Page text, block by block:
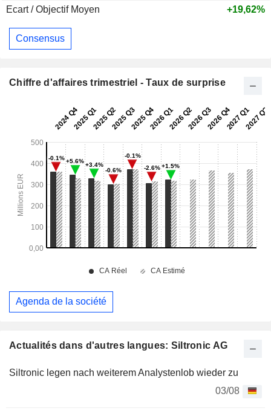
Actualités dans d'autres langues: Siltronic AG
Siltronic legen nach weiterem Analystenlob wieder zu
03/08
Ecart / Objectif Moyen
+19,62%
Consensus
Chiffre d'affaires trimestriel - Taux de surprise
Agenda de la société